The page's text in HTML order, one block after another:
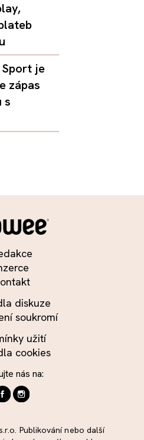
Sport je
zápas
s
diskuze
soukromí
užití
cookies
nás na:
Publikování nebo další